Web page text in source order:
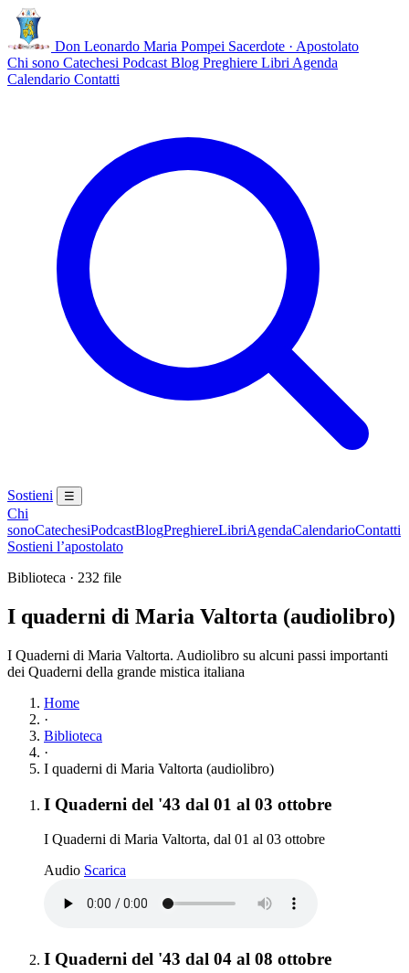
Don Leonardo Maria Pompei Sacerdote · Apostolato
Chi sono Catechesi Podcast Blog Preghiere Libri Agenda
Calendario Contatti
Sostieni ☰
Chi
sonoCatechesiPodcastBlogPreghiereLibriAgendaCalendarioContatti
Sostieni l’apostolato
Biblioteca · 232 file
I quaderni di Maria Valtorta (audiolibro)
I Quaderni di Maria Valtorta. Audiolibro su alcuni passi importanti
dei Quaderni della grande mistica italiana
Home
·
Biblioteca
·
I quaderni di Maria Valtorta (audiolibro)
Elenco dei contenuti
Elemento 1:
I Quaderni del '43 dal 01 al 03 ottobre
I Quaderni di Maria Valtorta, dal 01 al 03 ottobre
Audio Scarica
Elemento 2:
I Quaderni del '43 dal 04 al 08 ottobre